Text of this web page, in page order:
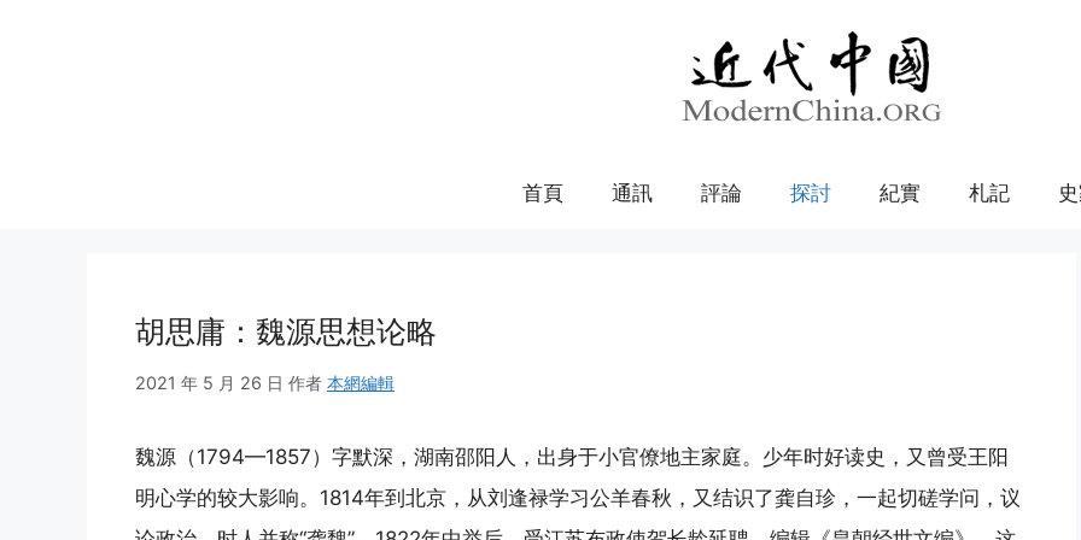
首頁 通訊 評論 探討 紀實 札記
胡思庸：魏源思想论略
2021 年 5 月 26 日 作者 本網編輯
魏源（1794—1857）字默深，湖南邵阳人，出身于小官僚地主家庭。少年时好读史，又曾受王阳
明心学的较大影响。1814年到北京，从刘逢禄学习公羊春秋，又结识了龚自珍，一起切磋学问，议